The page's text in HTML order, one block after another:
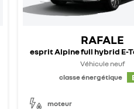
RAFALE
esprit Alpine full hybrid E-
Véhicule neuf
classe énergétique
moteur